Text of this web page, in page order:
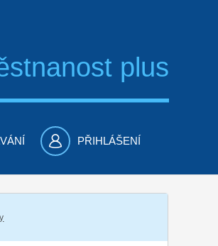
plus
PŘIHLÁŠENÍ